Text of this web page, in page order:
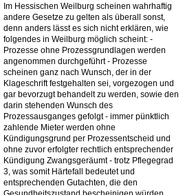
Im Hessischen Weilburg scheinen wahrhaftig
andere Gesetze zu gelten als überall sonst,
denn anders lässt es sich nicht erklären, wie
folgendes in Weilburg möglich scheint: -
Prozesse ohne Prozessgrundlagen werden
angenommen durchgeführt - Prozesse
scheinen ganz nach Wunsch, der in der
Klageschrift festgehalten sei, vorgezogen und
gar bevorzugt behandelt zu werden, sowie den
darin stehenden Wunsch des
Prozessausganges gefolgt - immer pünktlich
zahlende Mieter werden ohne
Kündigungsgrund per Prozessentscheid und
ohne zuvor erfolgter rechtlich entsprechender
Kündigung Zwangsgeräumt - trotz Pflegegrad
3, was somit Härtefall bedeutet und
entsprechenden Gutachten, die den